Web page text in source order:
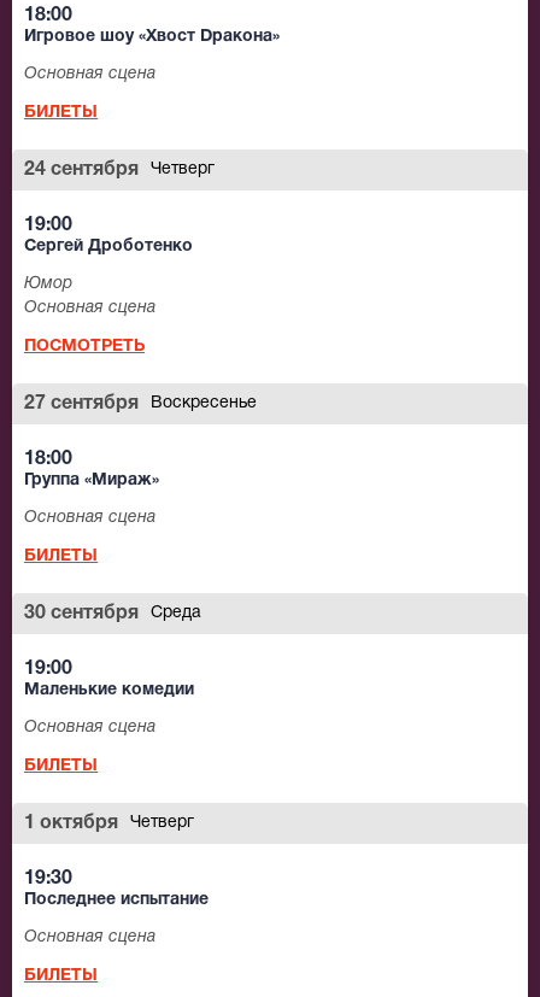
18:00
Игровое шоу «Хвост Dракона»
Основная сцена
БИЛЕТЫ
24 сентября Четверг
19:00
Сергей Дроботенко
Юмор
Основная сцена
ПОСМОТРЕТЬ
27 сентября Воскресенье
18:00
Группа «Мираж»
Основная сцена
БИЛЕТЫ
30 сентября Среда
19:00
Маленькие комедии
Основная сцена
БИЛЕТЫ
1 октября Четверг
19:30
Последнее испытание
Основная сцена
БИЛЕТЫ